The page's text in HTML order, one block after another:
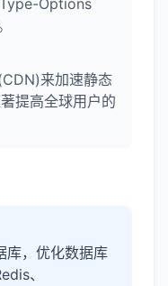
Options
来加速静态
提高全球用户的
库，优化数据库
、